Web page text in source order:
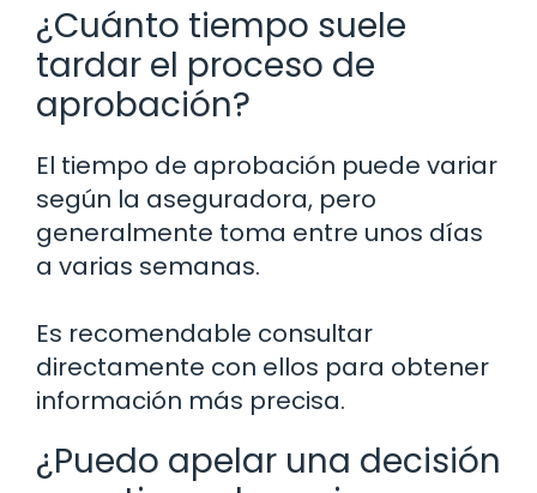
¿Cuánto tiempo suele
tardar el proceso de
aprobación?
El tiempo de aprobación puede variar
según la aseguradora, pero
generalmente toma entre unos días
a varias semanas.
Es recomendable consultar
directamente con ellos para obtener
información más precisa.
¿Puedo apelar una decisión